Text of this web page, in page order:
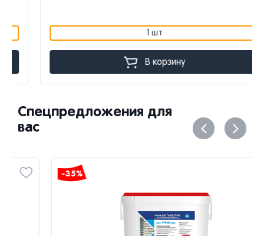
В корзину
Спецпредложения для
вас
-35%